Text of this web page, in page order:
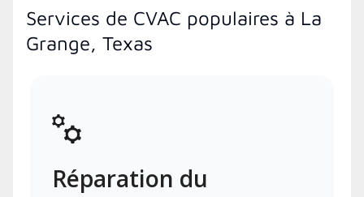
Services de CVAC populaires à La
Grange, Texas
Réparation du